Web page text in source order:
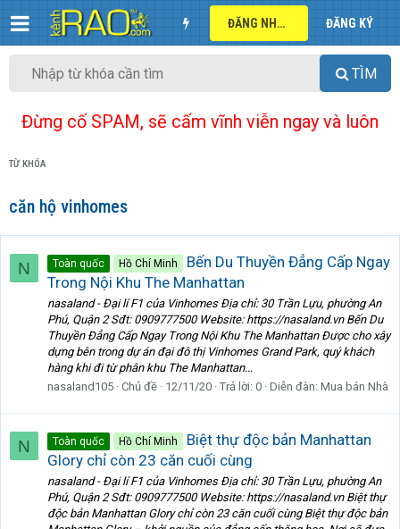
ĐĂNG NHẬP ĐĂNG KÝ
TÌM
Đừng cố SPAM, sẽ cấm vĩnh viễn ngay và luôn
TỪ KHÓA
căn hộ vinhomes
N Toàn quốc Hồ Chí Minh
Bến Du Thuyền Đẳng Cấp Ngay
Trong Nội Khu The Manhattan
nasaland - Đại lí F1 của Vinhomes Địa chỉ: 30 Trần Lựu, phường An
Phú, Quận 2 Sđt: 0909777500 Website: https://nasaland.vn Bến Du
Thuyền Đẳng Cấp Ngay Trong Nội Khu The Manhattan Được cho xây
dựng bên trong dự án đại đô thị Vinhomes Grand Park, quý khách
hàng khi đi từ phân khu The Manhattan...
nasaland105 Chủ đề 12/11/20 Trả lời: 0 Diễn đàn: Mua bán Nhà
N Toàn quốc Hồ Chí Minh
Biệt thự độc bản Manhattan
Glory chỉ còn 23 căn cuối cùng
nasaland - Đại lí F1 của Vinhomes Địa chỉ: 30 Trần Lựu, phường An
Phú, Quận 2 Sđt: 0909777500 Website: https://nasaland.vn Biệt thự
độc bản Manhattan Glory chỉ còn 23 căn cuối cùng Biệt thự độc bản